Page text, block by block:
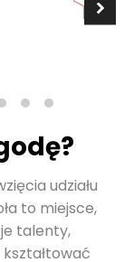
udziału
to miejsce,
talenty,